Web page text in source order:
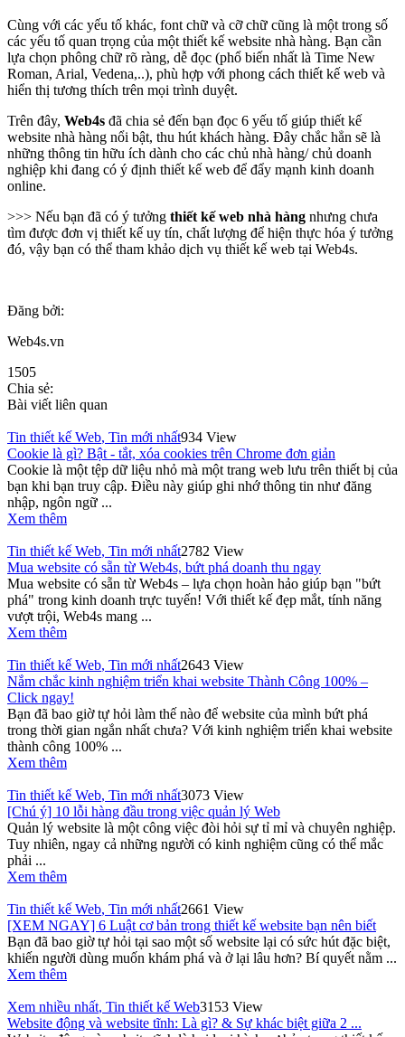
Cùng với các yếu tố khác, font chữ và cỡ chữ cũng là một trong số
các yếu tố quan trọng của một thiết kế website nhà hàng. Bạn cần
lựa chọn phông chữ rõ ràng, dễ đọc (phổ biến nhất là Time New
Roman, Arial, Vedena,..), phù hợp với phong cách thiết kế web và
hiển thị tương thích trên mọi trình duyệt.
Trên đây, Web4s đã chia sẻ đến bạn đọc 6 yếu tố giúp thiết kế
website nhà hàng nổi bật, thu hút khách hàng. Đây chắc hẳn sẽ là
những thông tin hữu ích dành cho các chủ nhà hàng/ chủ doanh
nghiệp khi đang có ý định thiết kế web để đẩy mạnh kinh doanh
online.
>>> Nếu bạn đã có ý tưởng thiết kế web nhà hàng nhưng chưa
tìm được đơn vị thiết kế uy tín, chất lượng để hiện thực hóa ý tưởng
đó, vậy bạn có thể tham khảo dịch vụ thiết kế web tại Web4s.
Đăng bởi:
Web4s.vn
1505
Chia sẻ:
Bài viết liên quan
Tin thiết kế Web, Tin mới nhất934 View
Cookie là gì? Bật - tắt, xóa cookies trên Chrome đơn giản
Cookie là một tệp dữ liệu nhỏ mà một trang web lưu trên thiết bị của
bạn khi bạn truy cập. Điều này giúp ghi nhớ thông tin như đăng
nhập, ngôn ngữ ...
Xem thêm
Tin thiết kế Web, Tin mới nhất2782 View
Mua website có sẵn từ Web4s, bứt phá doanh thu ngay
Mua website có sẵn từ Web4s – lựa chọn hoàn hảo giúp bạn "bứt
phá" trong kinh doanh trực tuyến! Với thiết kế đẹp mắt, tính năng
vượt trội, Web4s mang ...
Xem thêm
Tin thiết kế Web, Tin mới nhất2643 View
Nắm chắc kinh nghiệm triển khai website Thành Công 100% –
Click ngay!
Bạn đã bao giờ tự hỏi làm thế nào để website của mình bứt phá
trong thời gian ngắn nhất chưa? Với kinh nghiệm triển khai website
thành công 100% ...
Xem thêm
Tin thiết kế Web, Tin mới nhất3073 View
[Chú ý] 10 lỗi hàng đầu trong việc quản lý Web
Quản lý website là một công việc đòi hỏi sự tỉ mỉ và chuyên nghiệp.
Tuy nhiên, ngay cả những người có kinh nghiệm cũng có thể mắc
phải ...
Xem thêm
Tin thiết kế Web, Tin mới nhất2661 View
[XEM NGAY] 6 Luật cơ bản trong thiết kế website bạn nên biết
Bạn đã bao giờ tự hỏi tại sao một số website lại có sức hút đặc biệt,
khiến người dùng muốn khám phá và ở lại lâu hơn? Bí quyết nằm ...
Xem thêm
Xem nhiều nhất, Tin thiết kế Web3153 View
Website động và website tĩnh: Là gì? & Sự khác biệt giữa 2 ...